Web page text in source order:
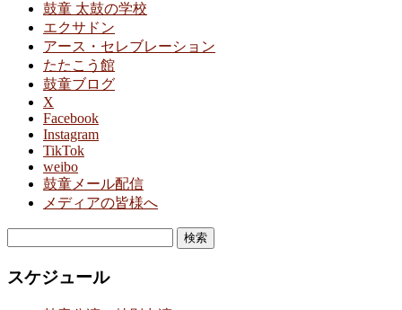
鼓童 太鼓の学校
エクサドン
アース・セレブレーション
たたこう館
鼓童ブログ
X
Facebook
Instagram
TikTok
weibo
鼓童メール配信
メディアの皆様へ
スケジュール